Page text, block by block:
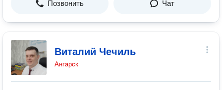
Позвонить Чат
Виталий Чечиль
Ангарск